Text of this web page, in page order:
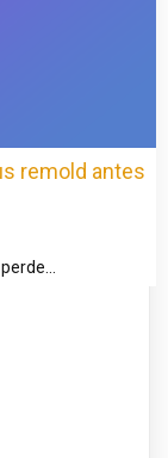
remold antes